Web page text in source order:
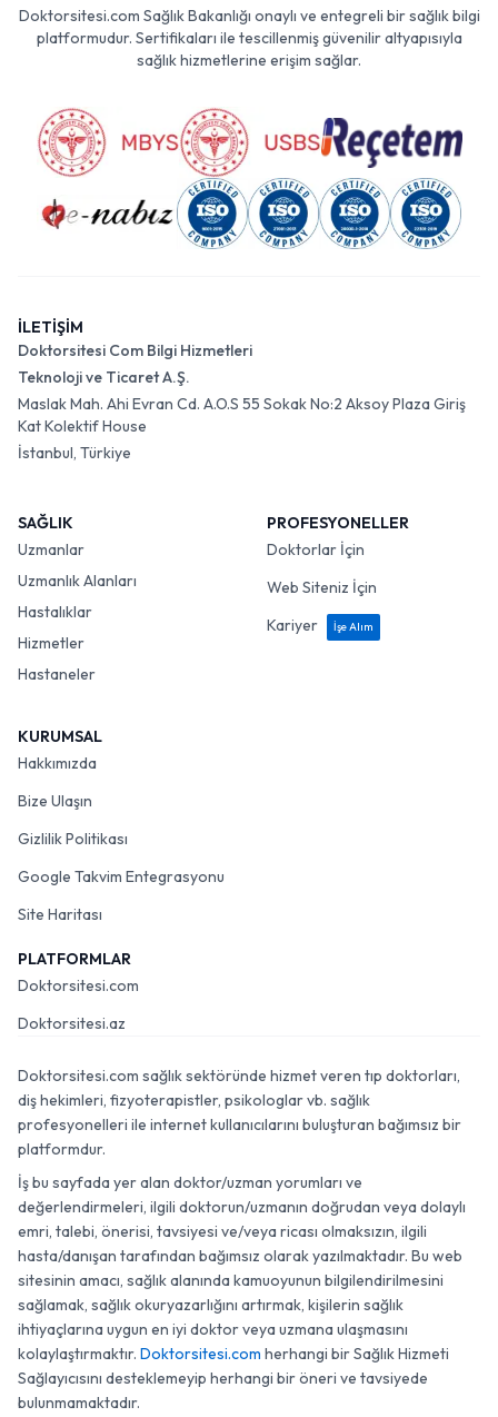
Doktorsitesi.com Sağlık Bakanlığı onaylı ve entegreli bir sağlık bilgi
platformudur. Sertifikaları ile tescillenmiş güvenilir altyapısıyla
sağlık hizmetlerine erişim sağlar.
İLETİŞİM
Doktorsitesi Com Bilgi Hizmetleri
Teknoloji ve Ticaret A.Ş.
Maslak Mah. Ahi Evran Cd. A.O.S 55 Sokak No:2 Aksoy Plaza Giriş
Kat Kolektif House
İstanbul, Türkiye
SAĞLIK
Uzmanlar
Uzmanlık Alanları
Hastalıklar
Hizmetler
Hastaneler
PROFESYONELLER
Doktorlar İçin
Web Siteniz İçin
Kariyer
İşe Alım
KURUMSAL
Hakkımızda
Bize Ulaşın
Gizlilik Politikası
Google Takvim Entegrasyonu
Site Haritası
PLATFORMLAR
Doktorsitesi.com
Doktorsitesi.az
Doktorsitesi.com sağlık sektöründe hizmet veren tıp doktorları,
diş hekimleri, fizyoterapistler, psikologlar vb. sağlık
profesyonelleri ile internet kullanıcılarını buluşturan bağımsız bir
platformdur.
İş bu sayfada yer alan doktor/uzman yorumları ve
değerlendirmeleri, ilgili doktorun/uzmanın doğrudan veya dolaylı
emri, talebi, önerisi, tavsiyesi ve/veya ricası olmaksızın, ilgili
hasta/danışan tarafından bağımsız olarak yazılmaktadır. Bu web
sitesinin amacı, sağlık alanında kamuoyunun bilgilendirilmesini
sağlamak, sağlık okuryazarlığını artırmak, kişilerin sağlık
ihtiyaçlarına uygun en iyi doktor veya uzmana ulaşmasını
kolaylaştırmaktır. Doktorsitesi.com herhangi bir Sağlık Hizmeti
Sağlayıcısını desteklemeyip herhangi bir öneri ve tavsiyede
bulunmamaktadır.